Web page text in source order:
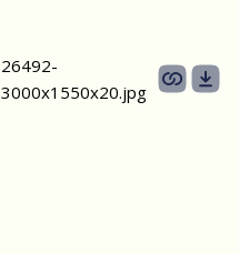
26492-
3000х1550х20.jpg